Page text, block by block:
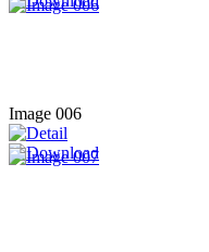
Image 006